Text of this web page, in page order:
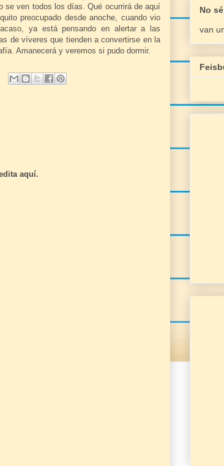
se ven todos los días. Qué ocurrirá de aquí
preocupado desde anoche, cuando vio
ya está pensando en alertar a las
de víveres que tienden a convertirse en la
Amanecerá y veremos si pudo dormir.
aquí.
No
van